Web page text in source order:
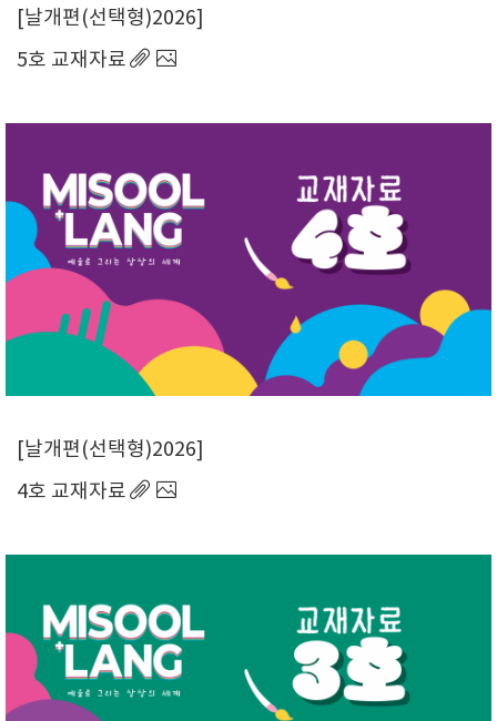
날개편(선택형)2026
5호 교재자료
날개편(선택형)2026
4호 교재자료